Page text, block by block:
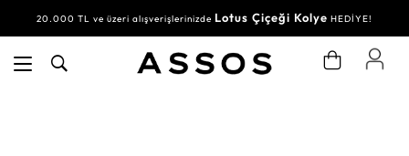
20.000 TL ve üzeri alışverişlerinizde Lotus Çiçeği Kolye HEDİYE!